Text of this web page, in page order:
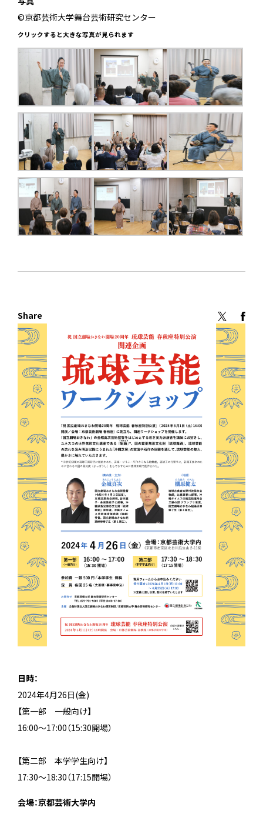
©京都芸術大学舞台芸術研究センター
クリックすると大きな写真が見られます
Share
日時：
2024年4月26日(金)
【第一部 一般向け】
16:00～17:00（15:30開場）
【第二部 本学学生向け】
17:30～18:30（17:15開場）
会場：京都芸術大学内